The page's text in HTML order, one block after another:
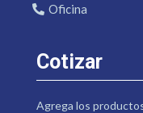
Oficina
Cotizar
Agrega los